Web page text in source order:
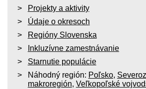
Projekty a aktivity
Údaje o okresoch
Regióny Slovenska
Inkluzívne zamestnávanie
Starnutie populácie
Náhodný región: Poľsko,
makroregión, Veľkopoľské